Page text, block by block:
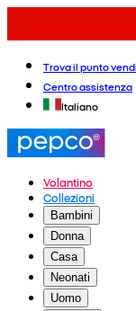
Trova il punto
Centro assistenza
Italiano
Volantino
Collezioni
Bambini
Donna
Casa
Neonati
Uomo